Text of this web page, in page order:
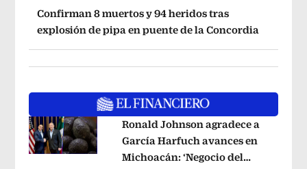
Confirman 8 muertos y 94 heridos tras
explosión de pipa en puente de la Concordia
Opens in new window
Ronald Johnson agradece a
García Harfuch avances en
Michoacán: ‘Negocio del